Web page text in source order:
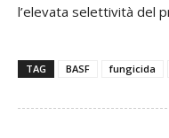
l’elevata selettività del
TAG BASF fungicida